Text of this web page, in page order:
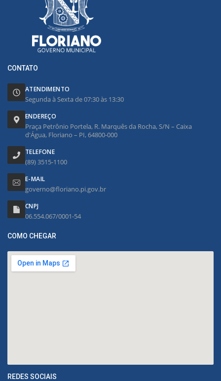
CONTATO
ATENDIMENTO
Segunda à Sexta de 07:30 às 13:30
ENDEREÇO
Praça Petrônio Portela, R. Marquês da Rocha, S/N – Caixa
d'Água, Floriano – PI, 64800-000
TELEFONE
(89) 3515-1100
E-MAIL
governo@floriano.pi.gov.br
CNPJ
06.554.067/0001-54
COMO CHEGAR
REDES SOCIAIS